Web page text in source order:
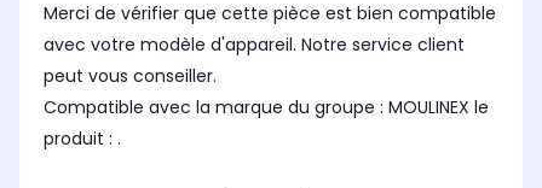
Merci de vérifier que cette pièce est bien compatible
avec votre modèle d'appareil. Notre service client
peut vous conseiller.
Compatible avec la marque du groupe : MOULINEX le
produit : .